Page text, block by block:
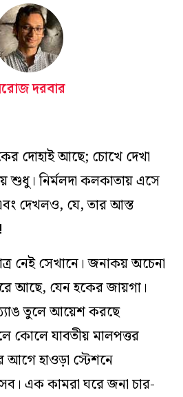
দরবার
দোহাই আছে; চোখে দেখা
শুধু। নির্মলদা কলকাতায় এসে
দেখলও, যে, তার আস্ত
নেই সেখানে। জনাকয় অচেনা
আছে, যেন হকের জায়গা।
তুলে আয়েশ করছে
কোলে যাবতীয় মালপত্তর
আগে হাওড়া স্টেশনে
সব। এক কামরা ঘরে জনা চার-